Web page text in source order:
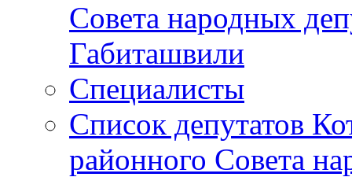
Совета народных
Габиташвили
Специалисты
Список депутатов
районного Совета